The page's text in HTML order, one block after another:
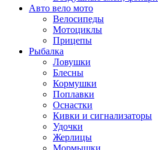
Авто вело мото
Велосипеды
Мотоциклы
Прицепы
Рыбалка
Ловушки
Блесны
Кормушки
Поплавки
Оснастки
Кивки и сигнализаторы
Удочки
Жерлицы
Мормышки